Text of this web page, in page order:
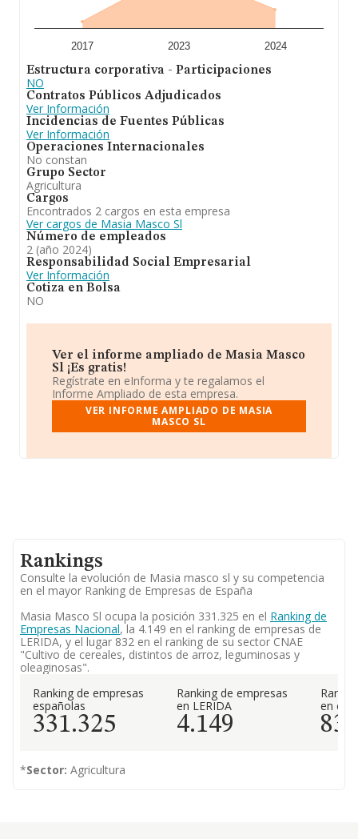
los empleados de media son 3. La antigüedad desde la
constitución es de 22 años.
Para concluir, la actividad deMasia Masco S.Les
cultivos agrícolas y granjas de ganado. Se ha
posicionado más abajo en el ranking nacional (de todas
las empresas presentes en el territorio) frente al 2023.
2017 2023 2024
Estructura corporativa - Participaciones
NO
Contratos Públicos Adjudicados
Ver Información
Incidencias de Fuentes Públicas
Ver Información
Operaciones Internacionales
No constan
Grupo Sector
Agricultura
Cargos
Encontrados 2 cargos en esta empresa
Ver cargos de Masia Masco Sl
Número de empleados
2 (año 2024)
Responsabilidad Social Empresarial
Ver Información
Cotiza en Bolsa
NO
Ver el informe ampliado de Masia Masco
Sl ¡Es gratis!
Regístrate en eInforma y te regalamos el
Informe Ampliado de esta empresa.
VER INFORME AMPLIADO DE MASIA
MASCO SL
Rankings
Consulte la evolución de Masia masco sl y su competencia
en el mayor Ranking de Empresas de España
Masia Masco Sl ocupa la posición 331.325 en el Ranking de
Empresas Nacional, la 4.149 en el ranking de empresas de
LERIDA, y el lugar 832 en el ranking de su sector CNAE
"Cultivo de cereales, distintos de arroz, leguminosas y
oleaginosas".
Ranking de empresas
españolas
331.325
Ranking de empresas
en LERIDA
4.149
en el
832
*Sector: Agricultura